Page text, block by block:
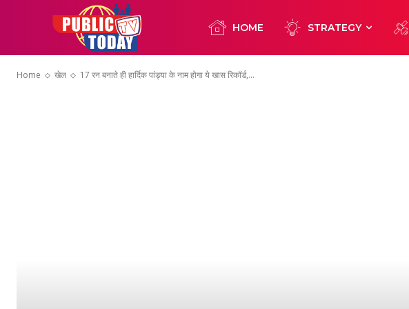
HOME STRATEGY
Home खेल 17 रन बनाते ही हार्दिक पांड्या के नाम होगा ये खास रिकॉर्ड,...